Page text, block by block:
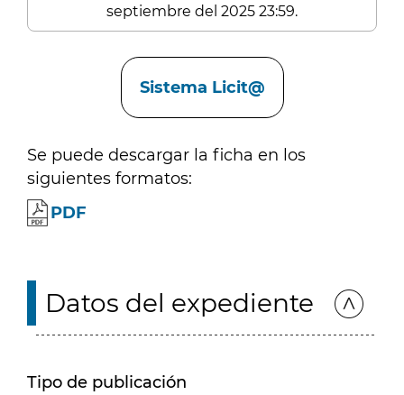
septiembre del 2025 23:59.
Sistema Licit@
Se puede descargar la ficha en los
siguientes formatos:
PDF
Datos del expediente
Tipo de publicación